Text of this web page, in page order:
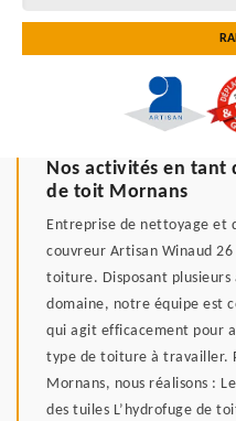
Nos activités en tant
de toit Mornans
Entreprise de nettoyage et
couvreur Artisan Winaud
toiture. Disposant plusieurs
domaine, notre équipe est
qui agit efficacement pour
type de toiture à travailler.
Mornans, nous réalisons :
des tuiles L’hydrofuge de